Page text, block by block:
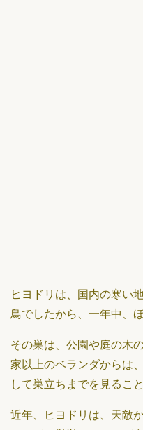
ヒヨドリは、国内の寒い
鳥でしたから、一年中、
その巣は、公園や庭の木
家以上のベランダからは
して巣立ちまでを見るこ
近年、ヒヨドリは、天敵